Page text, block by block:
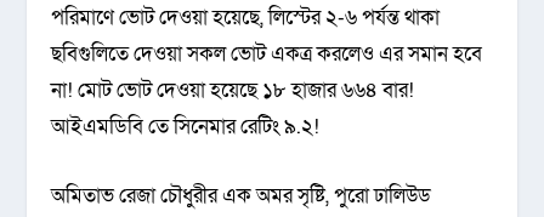
পরিমাণে ভোট দেওয়া হয়েছে, লিস্টের ২-৬ পর্যন্ত থাকা
ছবিগুলিতে দেওয়া সকল ভোট একত্র করলেও এর সমান হবে
না! মোট ভোট দেওয়া হয়েছে ১৮ হাজার ৬৬৪ বার!
আইএমডিবি তে সিনেমার রেটিং ৯.২!
অমিতাভ রেজা চৌধুরীর এক অমর সৃষ্টি, পুরো ঢালিউড